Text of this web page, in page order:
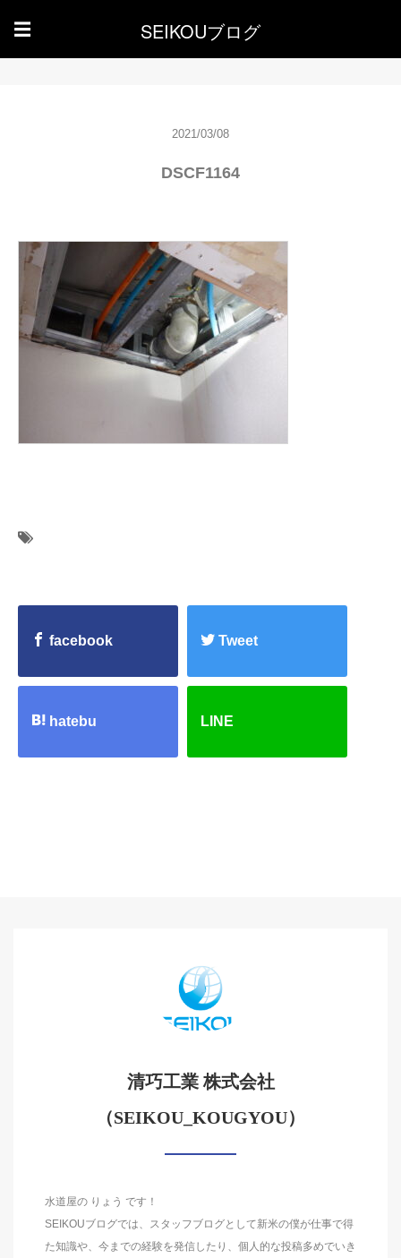
☰ SEIKOUブログ
2021/03/08
DSCF1164
facebook Tweet
hatebu LINE
清巧工業 株式会社
（SEIKOU_KOUGYOU）
水道屋の りょう です！
SEIKOUブログでは、スタッフブログとして新米の僕が仕事で得
た知識や、今までの経験を発信したり、個人的な投稿多めでいき